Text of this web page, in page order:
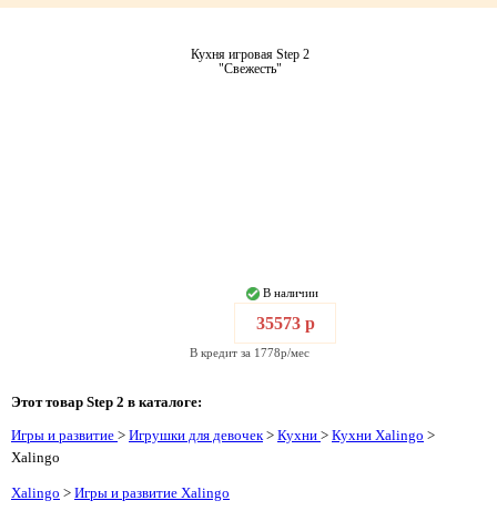
Кухня игровая Step 2
"Свежесть"
В наличии
35573 р
В кредит за 1778р/мес
Этот товар Step 2 в каталоге:
Игры и развитие > Игрушки для девочек> Кухни > Кухни Xalingo >
Xalingo
Xalingo > Игры и развитие Xalingo